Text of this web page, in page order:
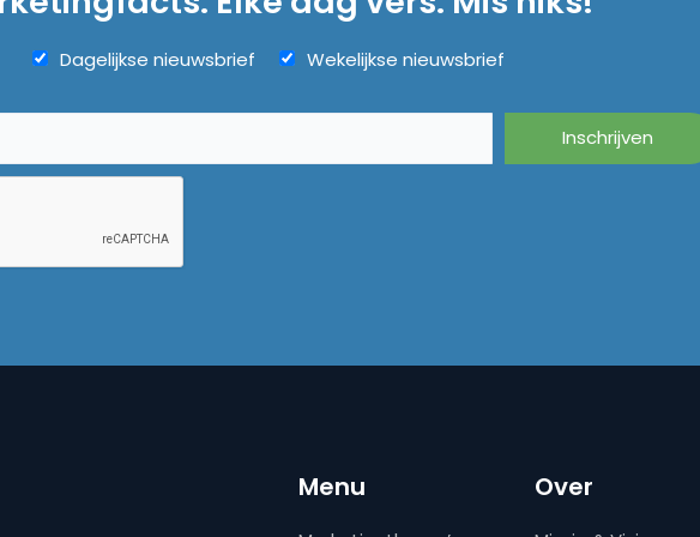
Dagelijkse nieuwsbrief Wekelijkse nieuwsbrief
Menu Over